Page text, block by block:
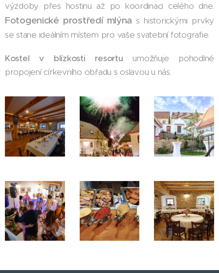
výzdoby přes hostinu až po koordinaci celého dne.
Fotogenické prostředí mlýna s historickými prvky
se stane ideálním místem pro vaše svatební fotografie.
Kostel v blízkosti resortu umožňuje pohodlné
propojení církevního obřadu s oslavou u nás.